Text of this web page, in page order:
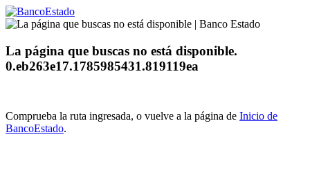
La página que buscas no está disponible.
0.eb263e17.1785985431.819119ea
Comprueba la ruta ingresada, o vuelve a la página de Inicio de
BancoEstado.